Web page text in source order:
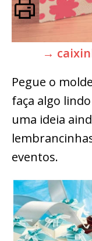
→
Pegue o
faça algo
uma ideia
eventos.